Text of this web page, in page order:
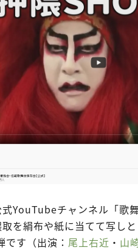
式YouTubeチャンネル「歌
を絹布や紙に当てて写し
す（出演： 尾上右近 ・ 山